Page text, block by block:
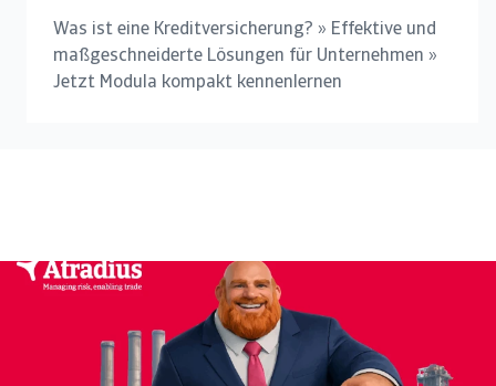
Was ist eine Kreditversicherung? » Effektive und
maßgeschneiderte Lösungen für Unternehmen »
Jetzt Modula kompakt kennenlernen